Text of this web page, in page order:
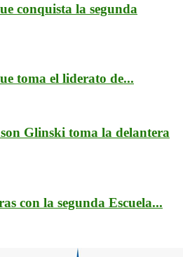
conquista la segunda
toma el liderato de...
Glinski toma la delantera
con la segunda Escuela...